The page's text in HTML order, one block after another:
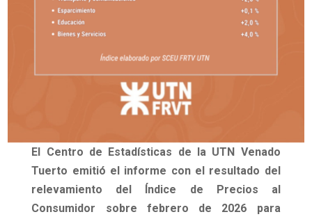
El Centro de Estadísticas de la UTN Venado
Tuerto emitió el informe con el resultado del
relevamiento del Índice de Precios al
Consumidor sobre febrero de 2026 para